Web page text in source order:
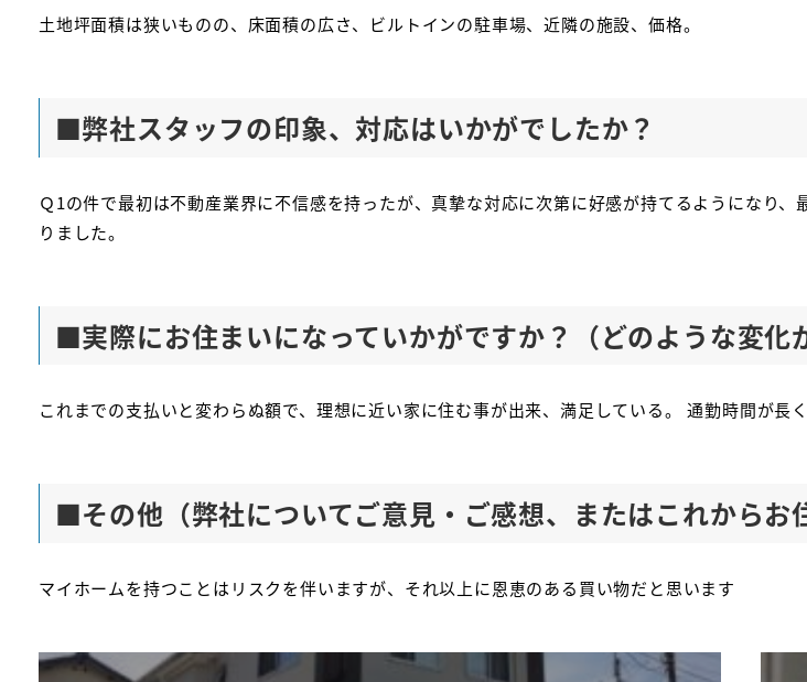
土地坪面積は狭いものの、床面積の広さ、ビルトインの駐車場、近隣の施設、価格。
■弊社スタッフの印象、対応はいかがでしたか？
Ｑ1の件で最初は不動産業界に不信感を持ったが、真摯な対応に次第に好感が持てるようになり
りました。
■実際にお住まいになっていかがですか？（どのような変化
これまでの支払いと変わらぬ額で、理想に近い家に住む事が出来、満足している。 通勤時間が長
■その他（弊社についてご意見・ご感想、またはこれからお
マイホームを持つことはリスクを伴いますが、それ以上に恩恵のある買い物だと思います